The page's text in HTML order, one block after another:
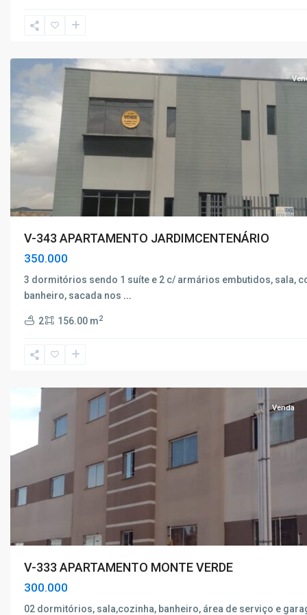
de
V-343 APARTAMENTO JARDIMCENTENÁRIO
350.000
3 dormitórios sendo 1 suíte e 2 c/ armários embutidos, sala,
banheiro, sacada nos ...
2 156.00 m2
Verde,
de
Venda
V-333 APARTAMENTO MONTE VERDE
300.000
02 dormitórios, sala,cozinha, banheiro, área de serviço e